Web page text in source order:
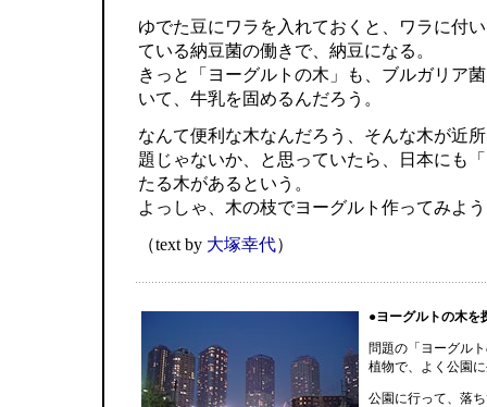
ゆでた豆にワラを入れておくと、ワラに付い
ている納豆菌の働きで、納豆になる。
きっと「ヨーグルトの木」も、ブルガリア
いて、牛乳を固めるんだろう。
なんて便利な木なんだろう、そんな木が近
題じゃないか、と思っていたら、日本にも
たる木があるという。
よっしゃ、木の枝でヨーグルト作ってみよ
（text by 大塚幸代）
●ヨーグルトの木を
問題の「ヨーグル
植物で、よく公園
公園に行って、落